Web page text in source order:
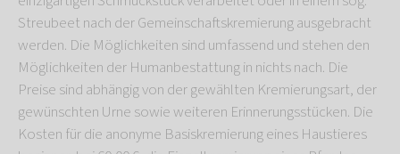
Streubeet nach der Gemeinschaftskremierung ausgebracht
werden. Die Möglichkeiten sind umfassend und stehen den
Möglichkeiten der Humanbestattung in nichts nach. Die
Preise sind abhängig von der gewählten Kremierungsart, der
gewünschten Urne sowie weiteren Erinnerungsstücken. Die
Kosten für die anonyme Basiskremierung eines Haustieres